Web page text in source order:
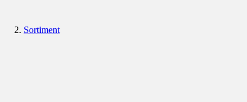
Sortiment